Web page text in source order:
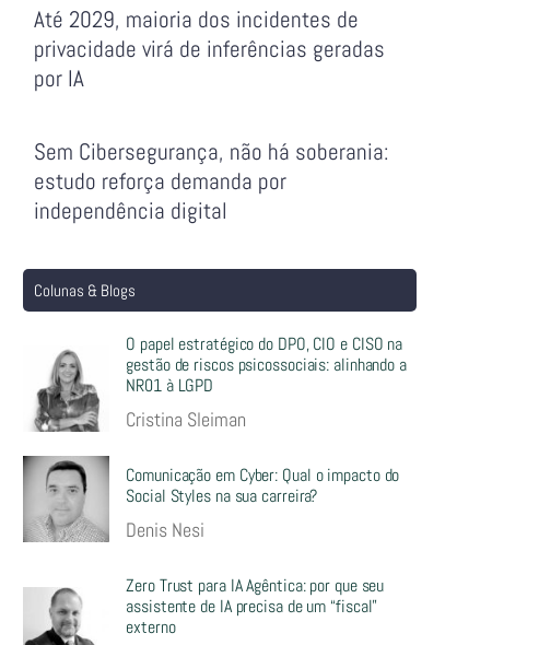
Até 2029, maioria dos incidentes de
privacidade virá de inferências geradas
por IA
Sem Cibersegurança, não há soberania:
estudo reforça demanda por
independência digital
Colunas & Blogs
O papel estratégico do DPO, CIO e CISO na
gestão de riscos psicossociais: alinhando a
NR01 à LGPD
Cristina Sleiman
Comunicação em Cyber: Qual o impacto do
Social Styles na sua carreira?
Denis Nesi
Zero Trust para IA Agêntica: por que seu
assistente de IA precisa de um “fiscal”
externo